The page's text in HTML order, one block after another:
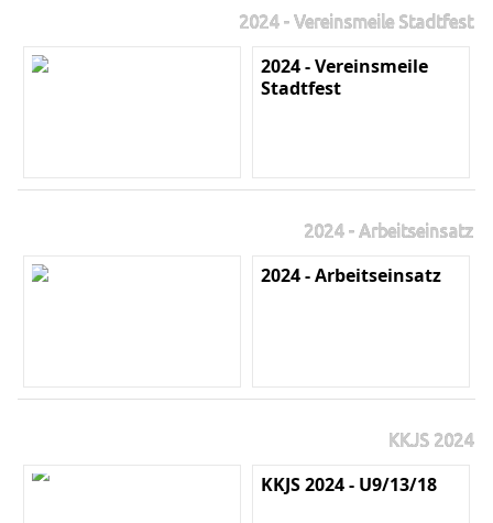
2024 - Vereinsmeile Stadtfest
2024 - Vereinsmeile
Stadtfest
2024 - Arbeitseinsatz
2024 - Arbeitseinsatz
KKJS 2024
KKJS 2024 - U9/13/18